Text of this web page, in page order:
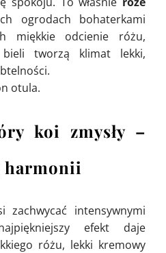
ogrodach bohaterkami
miękkie odcienie różu,
tworzą klimat lekki,
otula.
koi zmysły –
harmonii
intensywnymi
efekt daje
różu, lekki kremowy